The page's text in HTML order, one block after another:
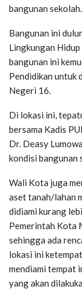
bangunan sekolah.
Bangunan ini
Lingkungan
bangunan ini
Pendidikan untuk
Negeri 16.
Di lokasi ini,
bersama Kadis
Dr. Deasy
kondisi
Wali Kota juga
aset tanah/lahan
didiami kurang
Pemerintah Kota
sehingga ada
lokasi ini
mendiami tempat
yang akan